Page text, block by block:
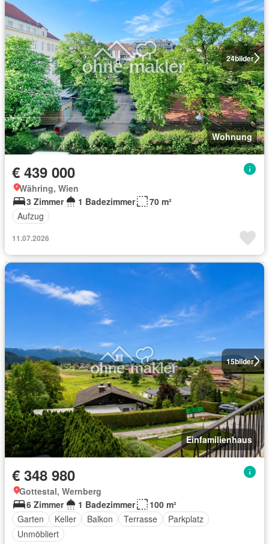
24bilder
Wohnung
€ 439 000
Währing, Wien
3 Zimmer
1 Badezimmer
70 m²
Aufzug
11.07.2026
15bilder
Einfamilienhaus
€ 348 980
Gottestal, Wernberg
6 Zimmer
1 Badezimmer
100 m²
Garten
Keller Balkon Terrasse
Parkplatz
Unmöbliert